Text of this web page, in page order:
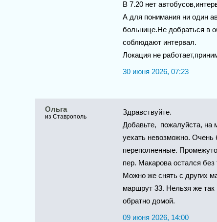
В 7.20 нет
А для понимания ни один
больнице.Не добраться в
соблюдают интервал.
Локация не
30 июня 2026, 07:23
Ольга
из Ставрополь
Здравствуйте.
Добавьте, пожалуйста, на
уехать невозможно.
переполненные.
пер. Макарова остался без
Можно же снять с других
маршрут 33. Нельзя же
обратно домой.
09 июня 2026, 14:00